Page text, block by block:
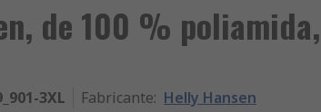
de 100 % poliamida,
3XL Fabricante: Helly Hansen